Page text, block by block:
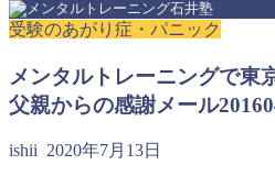
受験のあがり症・パニック
メンタルトレーニングで
父親からの感謝メール
ishii 2020年7月13日